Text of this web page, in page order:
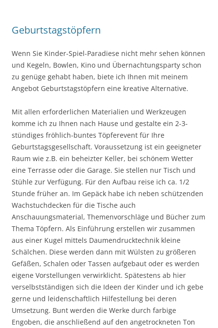
Geburtstagstöpfern
Wenn Sie Kinder-Spiel-Paradiese nicht mehr sehen können
und Kegeln, Bowlen, Kino und Übernachtungsparty schon
zu genüge gehabt haben, biete ich Ihnen mit meinem
Angebot Geburtstagstöpfern eine kreative Alternative.
Mit allen erforderlichen Materialien und Werkzeugen
komme ich zu Ihnen nach Hause und gestalte ein 2-3-
stündiges fröhlich-buntes Töpferevent für Ihre
Geburtstagsgesellschaft. Voraussetzung ist ein geeigneter
Raum wie z.B. ein beheizter Keller, bei schönem Wetter
eine Terrasse oder die Garage. Sie stellen nur Tisch und
Stühle zur Verfügung. Für den Aufbau reise ich ca. 1/2
Stunde früher an. Im Gepäck habe ich neben schützenden
Wachstuchdecken für die Tische auch
Anschauungsmaterial, Themenvorschläge und Bücher zum
Thema Töpfern. Als Einführung erstellen wir zusammen
aus einer Kugel mittels Daumendrucktechnik kleine
Schälchen. Diese werden dann mit Wülsten zu größeren
Gefäßen, Schalen oder Tassen aufgebaut oder es werden
eigene Vorstellungen verwirklicht. Spätestens ab hier
verselbstständigen sich die Ideen der Kinder und ich gebe
gerne und leidenschaftlich Hilfestellung bei deren
Umsetzung. Bunt werden die Werke durch farbige
Engoben, die anschließend auf den angetrockneten Ton